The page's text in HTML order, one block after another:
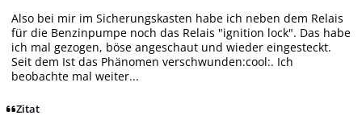
Also bei mir im Sicherungskasten habe ich neben dem Relais
für die Benzinpumpe noch das Relais "ignition lock". Das habe
ich mal gezogen, böse angeschaut und wieder eingesteckt.
Seit dem Ist das Phänomen verschwunden:cool:. Ich
beobachte mal weiter...
Zitat